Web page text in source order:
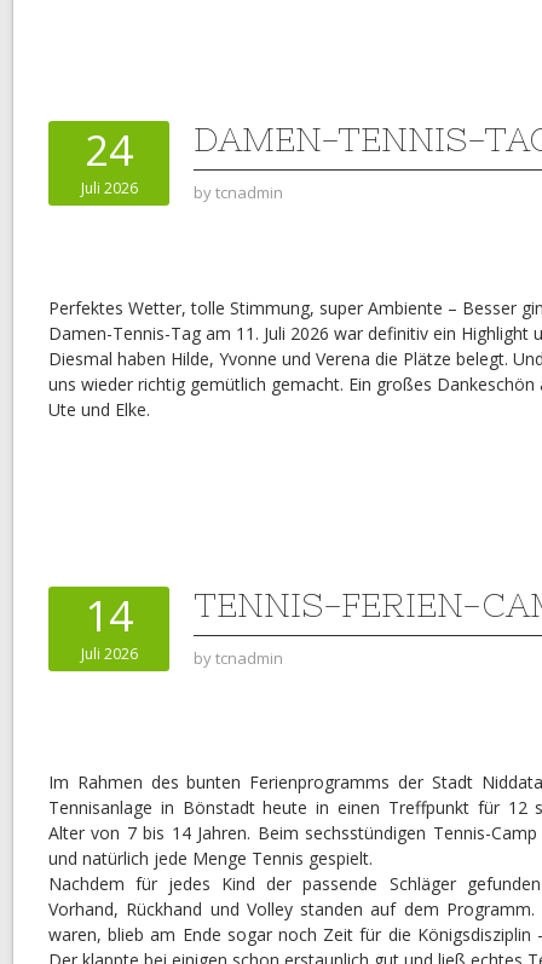
24
Juli 2026
DAMEN-TENNIS-
bytcnadmin
Perfektes Wetter, tolle Stimmung, super Ambiente – Besser
Damen-Tennis-Tag am 11. Juli 2026 war definitiv ein Highlight
Diesmal haben Hilde, Yvonne und Verena die Plätze belegt.
uns wieder richtig gemütlich gemacht. Ein großes
Ute und Elke.
14
Juli 2026
TENNIS-FERIEN-
bytcnadmin
Im Rahmen des bunten Ferienprogramms der Stadt
Tennisanlage in Bönstadt heute in einen Treffpunkt für 12
Alter von 7 bis 14 Jahren. Beim sechsstündigen Tennis-
und natürlich jede Menge Tennis gespielt.
Nachdem für jedes Kind der passende Schläger
Vorhand, Rückhand und Volley standen auf dem
waren, blieb am Ende sogar noch Zeit für die Königsdisziplin